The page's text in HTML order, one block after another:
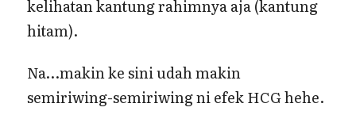
kelihatan kantung rahimnya aja (kantung
hitam).
Na…makin ke sini udah makin
semiriwing-semiriwing ni efek HCG hehe.